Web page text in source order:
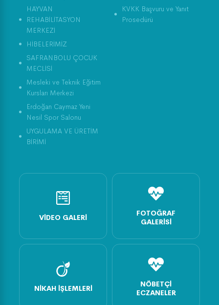
HAYVAN
REHABİLİTASYON
MERKEZİ
HİBELERİMİZ
SAFRANBOLU ÇOCUK
MECLİSİ
Mesleki ve Teknik Eğitim
Kursları Merkezi
Erdoğan Caymaz Yeni
Nesil Spor Salonu
UYGULAMA VE ÜRETİM
BİRİMİ
KVKK Başvuru ve Yanıt
Prosedürü
VIDEO GALERI
FOTOĞRAF
GALERISI
NIKAH İŞLEMLERI
NÖBETÇI
ECZANELER